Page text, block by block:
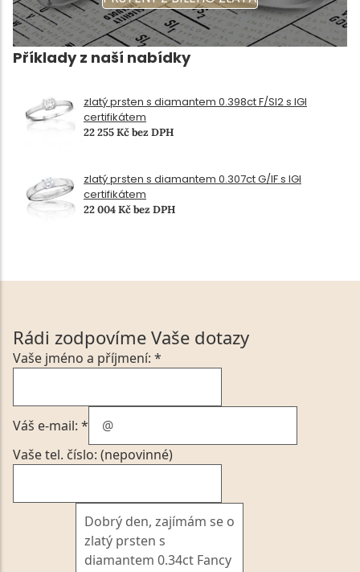
Příklady z naší nabídky
zlatý prsten s diamantem 0.398ct F/SI2 s IGI
certifikátem
22 255 Kč bez DPH
zlatý prsten s diamantem 0.307ct G/IF s IGI
certifikátem
22 004 Kč bez DPH
Rádi zodpovíme Vaše dotazy
Vaše jméno a příjmení: *
Váš e-mail: *
Vaše tel. číslo: (nepovinné)